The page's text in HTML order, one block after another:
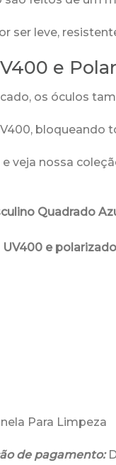
ser leve,
e
os óculos
bloqueando
e veja nossa
Quadrado
e
Para Limpeza
de pagamento: